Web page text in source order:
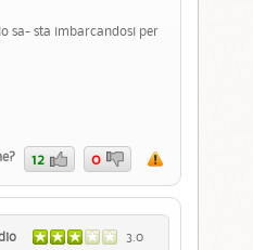
sa- sta imbarcandosi per
12 0
3.0